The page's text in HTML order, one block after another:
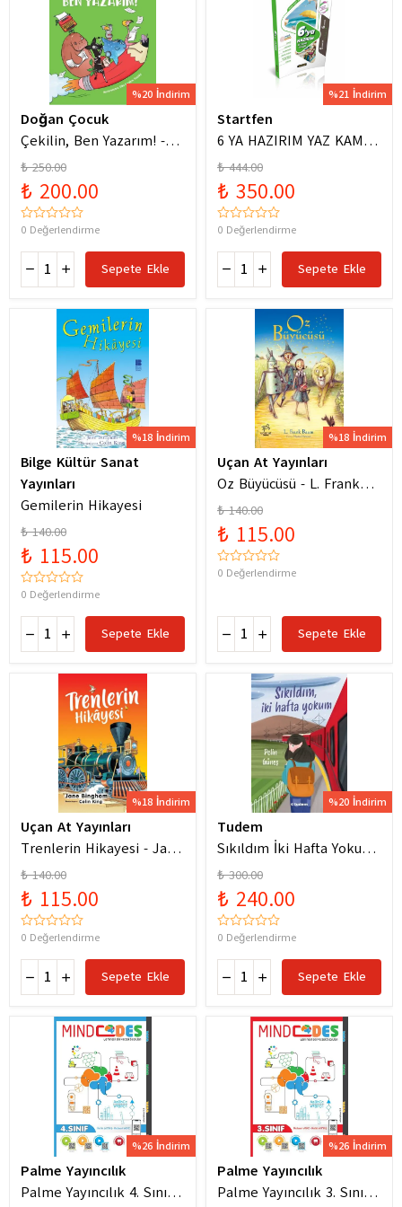
%20 İndirim
Doğan Çocuk
Çekilin, Ben Yazarım! -
Anıl Basılı
₺ 250.00
₺ 200.00
0 Değerlendirme
Sepete Ekle
%21 İndirim
Startfen
6 YA HAZIRIM YAZ KAMPI
FÖYLERİ
₺ 444.00
₺ 350.00
0 Değerlendirme
Sepete Ekle
%18 İndirim
Bilge Kültür Sanat
Yayınları
Gemilerin Hikayesi
₺ 140.00
₺ 115.00
0 Değerlendirme
Sepete Ekle
%18 İndirim
Uçan At Yayınları
Oz Büyücüsü - L. Frank
Baum
₺ 140.00
₺ 115.00
0 Değerlendirme
Sepete Ekle
%18 İndirim
Uçan At Yayınları
Trenlerin Hikayesi - Jane
Bingham
₺ 140.00
₺ 115.00
0 Değerlendirme
Sepete Ekle
%20 İndirim
Tudem
Sıkıldım İki Hafta Yokum
Pelin Güneş
₺ 300.00
₺ 240.00
0 Değerlendirme
Sepete Ekle
%26 İndirim
Palme Yayıncılık
Palme Yayıncılık 4. Sınıf
%26 İndirim
Palme Yayıncılık
Palme Yayıncılık 3. Sınıf